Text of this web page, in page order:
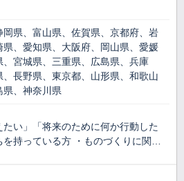
県、富山県、佐賀県、京都府、岩
、愛知県、大阪府、岡山県、愛媛
、宮城県、三重県、広島県、兵庫
長野県、東京都、山形県、和歌山
県、神奈川県
たい」「将来のために何か行動した
を持っている方 ・ものづくりに関…